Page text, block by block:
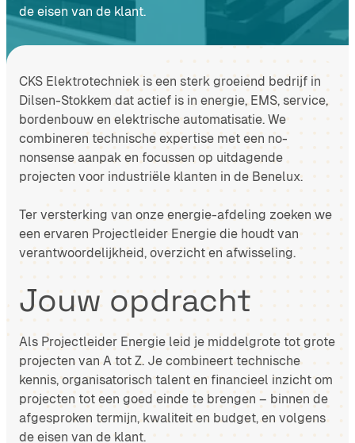
de eisen van de klant.
CKS Elektrotechniek is een sterk groeiend bedrijf in
Dilsen-Stokkem dat actief is in energie, EMS, service,
bordenbouw en elektrische automatisatie. We
combineren technische expertise met een no-
nonsense aanpak en focussen op uitdagende
projecten voor industriële klanten in de Benelux.
Ter versterking van onze energie-afdeling zoeken we
een ervaren Projectleider Energie die houdt van
verantwoordelijkheid, overzicht en afwisseling.
Jouw opdracht
Als Projectleider Energie leid je middelgrote tot grote
projecten van A tot Z. Je combineert technische
kennis, organisatorisch talent en financieel inzicht om
projecten tot een goed einde te brengen – binnen de
afgesproken termijn, kwaliteit en budget, en volgens
de eisen van de klant.